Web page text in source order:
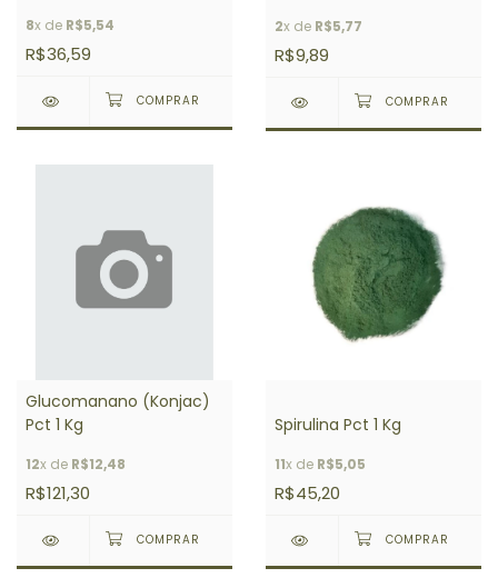
8x de R$5,54
R$36,59
2x de R$5,77
R$9,89
Glucomanano (Konjac)
Pct 1 Kg
12x de R$12,48
R$121,30
Spirulina Pct 1 Kg
11x de R$5,05
R$45,20